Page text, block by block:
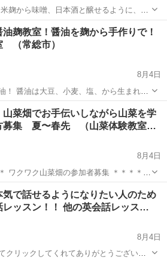
九州麦麹を学べる教
識
麹教室！醤油を麹から手作りで！
（常総市）
8月4日
れる
な伝統的な調味料も日本ではわずかな醤
室でできた醤油用麹と
醤油麹
山菜畑でお手伝いしながら山菜を学
募集 夏〜春先 （山菜体験教室…
8月4日
ワクワク山菜畑の参加者募集 ＊＊＊＊＊
さる方を募集しています。 自然豊か
/助けて 山菜
気で話せるようになりたい人のため
レッスン！！ 他の英会話レッス…
8月4日
クリックしてくれてありがとうございま